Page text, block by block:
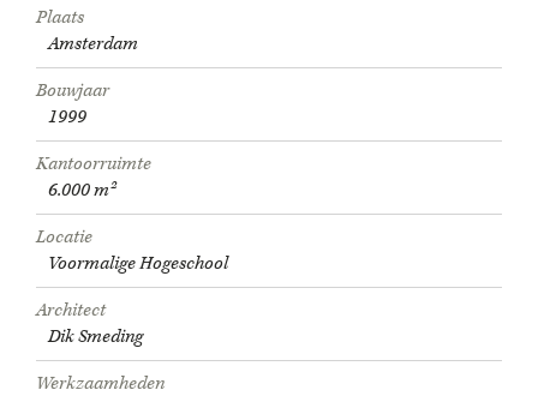
Plaats
Amsterdam
Bouwjaar
1999
Kantoorruimte
6.000 m²
Locatie
Voormalige Hogeschool
Architect
Dik Smeding
Werkzaamheden